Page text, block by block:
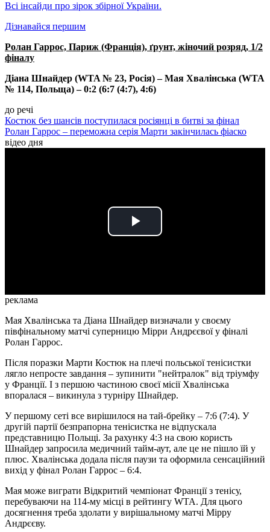
Всі інсайди про зірок збірної України.
Дізнавайся першим
Ролан Гаррос, Париж (Франція), ґрунт, жіночий розряд, 1/2
фіналу
Діана Шнайдер (WTA № 23, Росія) – Мая Хвалінська (WTA
№ 114, Польща) – 0:2 (6:7 (4:7), 4:6)
до речі
Костюк без шансів поступилася росіянці в битві за фінал
Ролан Гаррос – переможна серія Марти закінчилась фіаско
відео дня
Play
реклама
Мая Хвалінська та Діана Шнайдер визначали у своєму
півфінальному матчі суперницю Мірри Андрєєвої у фіналі
Ролан Гаррос.
Після поразки Марти Костюк на плечі польської тенісистки
лягло непросте завдання – зупинити "нейтралок" від тріумфу
у Франції. І з першою частиною своєї місії Хвалінська
впоралася – викинула з турніру Шнайдер.
У першому сеті все вирішилося на тай-брейку – 7:6 (7:4). У
другій партії безпрапорна тенісистка не відпускала
представницю Польщі. За рахунку 4:3 на свою користь
Шнайдер запросила медичний тайм-аут, але це не пішло їй у
плюс. Хвалінська додала після паузи та оформила сенсаційний
вихід у фінал Ролан Гаррос – 6:4.
Мая може виграти Відкритий чемпіонат Франції з тенісу,
перебуваючи на 114-му місці в рейтингу WTA. Для цього
досягнення треба здолати у вирішальному матчі Мірру
Андрєєву.